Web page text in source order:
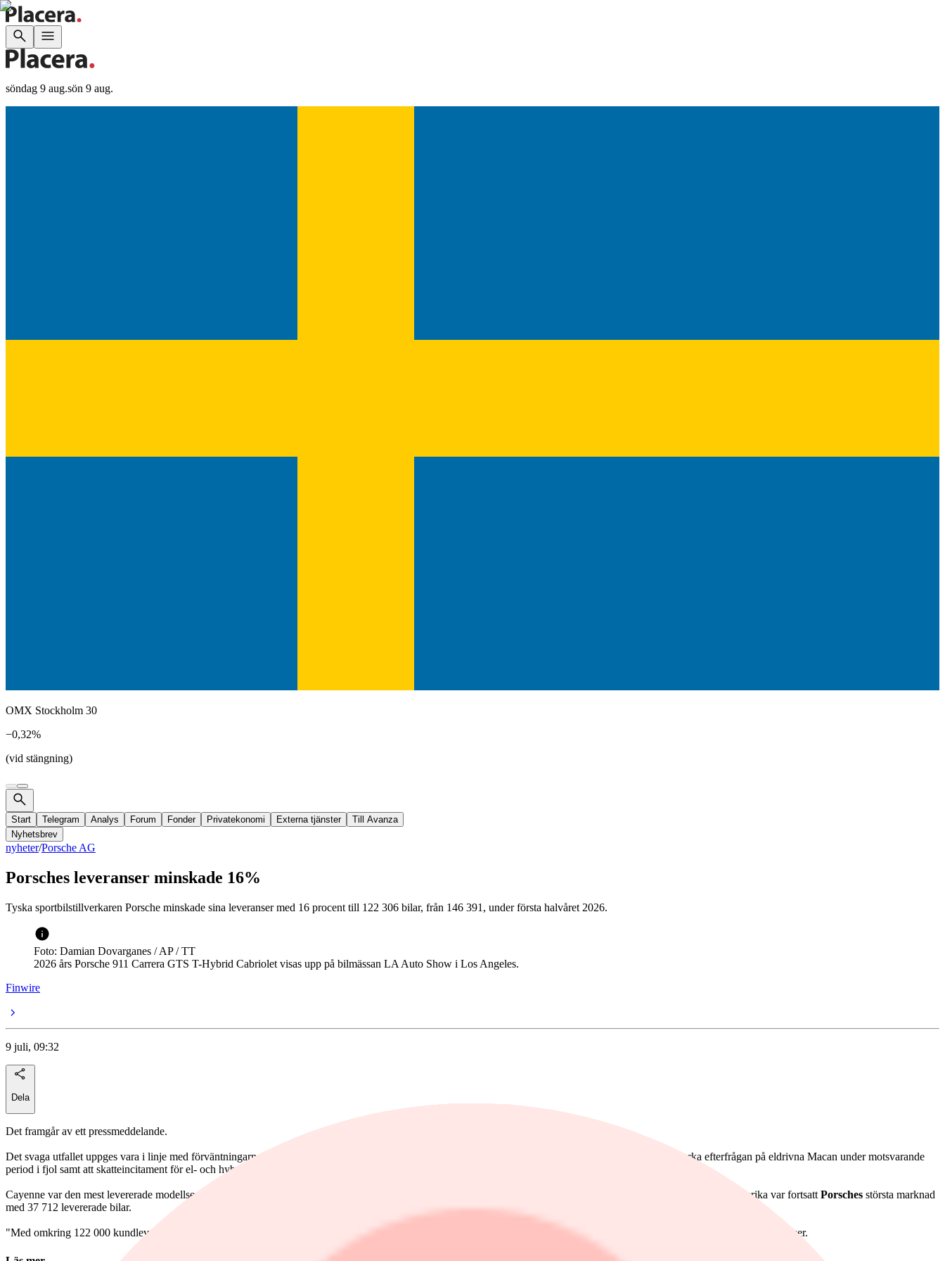
söndag 9 aug.sön 9 aug.
OMX Stockholm 30
−0,32%
(vid stängning)
Start Telegram Analys Forum Fonder Privatekonomi Externa tjänster
Till Avanza
Nyhetsbrev
nyheter/Porsche AG
Porsches leveranser minskade 16%
Tyska sportbilstillverkaren Porsche minskade sina leveranser med 16 procent till 122 306 bilar, från 146 391, under första halvåret 2026.
Foto: Damian Dovarganes / AP / TT
2026 års Porsche 911 Carrera GTS T-Hybrid Cabriolet visas upp på bilmässan LA Auto Show i Los Angeles.
Finwire
9 juli, 09:32
Dela
Det framgår av ett pressmeddelande.
Det svaga utfallet uppges vara i linje med förväntningarna och förklaras främst av att produktionen av den bensindrivna 718-modellen har upphört, den starka efterfrågan på eldrivna Macan under motsvarande
period i fjol samt att skatteincitament för el- och hybridbilar i USA har löpt ut.
Cayenne var den mest levererade modellserien med 38 141 bilar, medan 911 fortsatte att utvecklas starkt med en leveransökning på 19 procent till 30 534 bilar. Nordamerika var fortsattPorsches största marknad
med 37 712 levererade bilar.
"Med omkring 122 000 kundleveranser under första halvåret 2026 ligger vi under samma period i fjol, men i linje med våra förväntningar", säger försäljningschefen Matthias Becker.